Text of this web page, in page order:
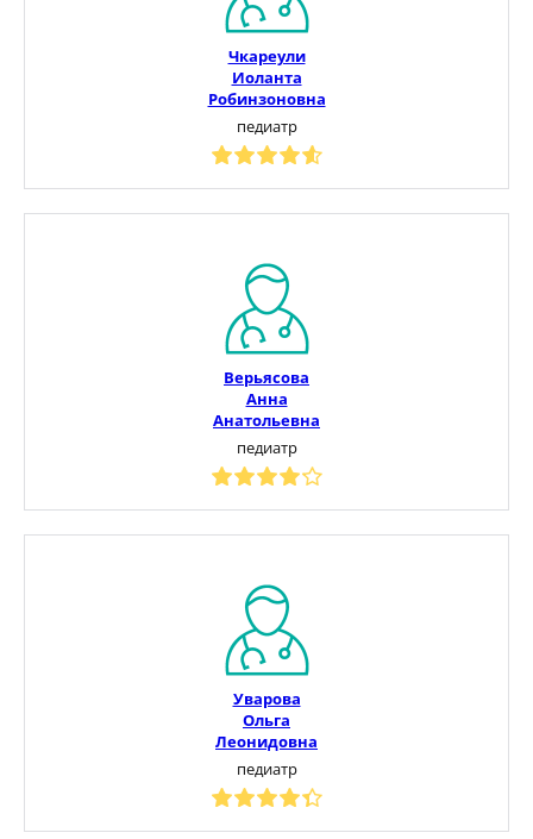
Чкареули
Иоланта
Робинзоновна
педиатр
Верьясова
Анна
Анатольевна
педиатр
Уварова
Ольга
Леонидовна
педиатр